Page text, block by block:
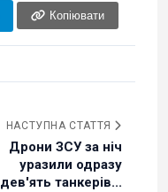
Копіювати
НАСТУПНА СТАТТЯ
Дрони ЗСУ за ніч
уразили одразу
дев'ять танкерів...